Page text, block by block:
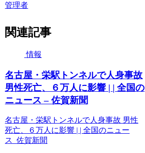
管理者
関連記事
情報
名古屋・栄駅トンネルで人身事故
男性死亡、６万人に影響 | | 全国の
ニュース – 佐賀新聞
名古屋・栄駅トンネルで人身事故 男性
死亡、６万人に影響 | | 全国のニュー
ス 佐賀新聞